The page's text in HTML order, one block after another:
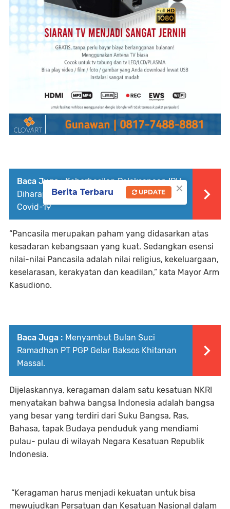
Baca Juga : Keberhasilan Pelaksanaan IPU
Diharapkan Jadi Promosi Indonesia Aman
Covid-19
“Pancasila merupakan paham yang didasarkan atas
kesadaran kebangsaan yang kuat. Sedangkan esensi
nilai-nilai Pancasila adalah nilai religius, kekeluargaan,
keselarasan, kerakyatan dan keadilan,” kata Mayor Arm
Kasudiono.
Baca Juga : Menyambut Bulan Suci
Ramadhan PT PGP Gelar Baksos Khitanan
Massal.
Dijelaskannya, keragaman dalam satu kesatuan NKRI
menyatakan bahwa bangsa Indonesia adalah bangsa
yang besar yang terdiri dari Suku Bangsa, Ras,
Bahasa, tapak Budaya penduduk yang mendiami
pulau- pulau di wilayah Negara Kesatuan Republik
Indonesia.
“Keragaman harus menjadi kekuatan untuk bisa
mewujudkan Persatuan dan Kesatuan Nasional dalam
×
Berita Terbaru UPDATE